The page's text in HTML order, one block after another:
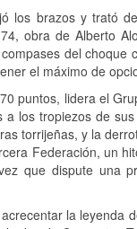
los brazos y trató
obra de Alberto
del
el máximo de
puntos, lidera el
los tropiezos de
torrijeñas, y la
Federación, un
que dispute una
la leyenda